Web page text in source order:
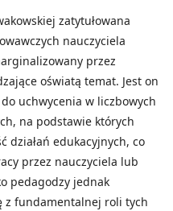
zatytułowana
nauczyciela
przez
oświatą temat. Jest on
uchwycenia w liczbowych
na podstawie których
działań edukacyjnych, co
przez nauczyciela lub
pedagodzy jednak
z fundamentalnej roli tych